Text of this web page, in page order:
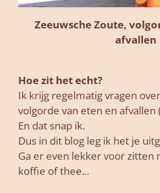
Zeeuwsche Zoute,
afvallen
Hoe zit het echt?
Ik krijg regelmatig vragen
volgorde van eten en afvallen
En dat snap ik.
Dus in dit blog leg ik het je
Ga er even lekker voor zitten
koffie of thee...